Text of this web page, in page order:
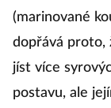
(marinované
dopřává proto,
jíst více
postavu, ale